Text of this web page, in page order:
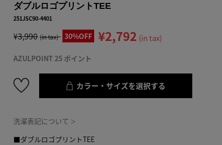
ダブルロゴプリントTEE
251JSC90-4401
¥3,990 (in tax) 30%OFF ¥2,792 (in tax)
AZULPOINT 25 ポイント
カラー・サイズを選択する
洗濯表記について ＞
■ダブルロゴプリントTEE